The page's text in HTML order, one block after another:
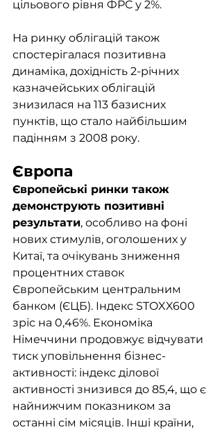
цільового рівня ФРС у 2%.
На ринку облігацій також
спостерігалася позитивна
динаміка, дохідність 2-річних
казначейських облігацій
знизилася на 113 базисних
пунктів, що стало найбільшим
падінням з 2008 року.
Європа
Європейські ринки також
демонструють позитивні
результати, особливо на фоні
нових стимулів, оголошених у
Китаї, та очікувань зниження
процентних ставок
Європейським центральним
банком (ЄЦБ). Індекс STOXX600
зріс на 0,46%. Економіка
Німеччини продовжує відчувати
тиск уповільнення бізнес-
активності: індекс ділової
активності знизився до 85,4, що є
найнижчим показником за
останні сім місяців. Інші країни,